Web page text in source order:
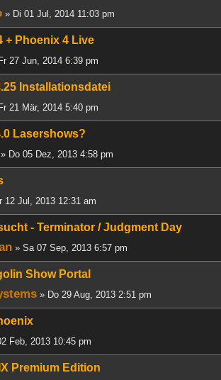
» Di 01 Jul, 2014 11:03 pm
+ Phoenix 4 Live
27 Jun, 2014 6:39 pm
Installationsdatei
21 Mär, 2014 5:40 pm
Lasershows?
» Do 05 Dez, 2013 4:58 pm
12 Jul, 2013 12:31 am
- Terminator / Judgment Day
» Sa 07 Sep, 2013 6:57 pm
Show Portal
» Do 29 Aug, 2013 2:51 pm
Feb, 2013 10:45 pm
Premium Edition